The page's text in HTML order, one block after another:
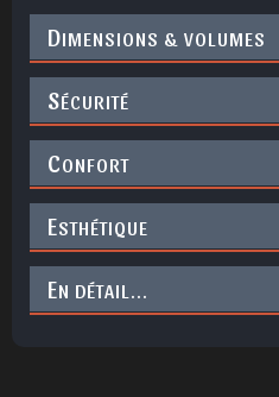
DIMENSIONS & VOLUMES
SÉCURITÉ
CONFORT
ESTHÉTIQUE
EN DÉTAIL...